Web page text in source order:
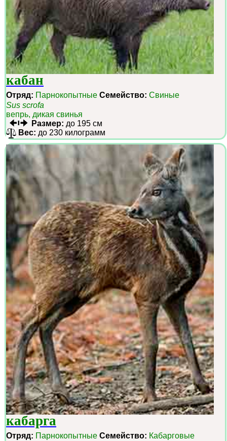
кабан
Отряд: Парнокопытные Семейство: Свиные
Sus scrofa
вепрь, дикая свинья
Размер: до 195 см
Вес: до 230 килограмм
кабарга
Отряд: Парнокопытные Семейство: Кабарговые